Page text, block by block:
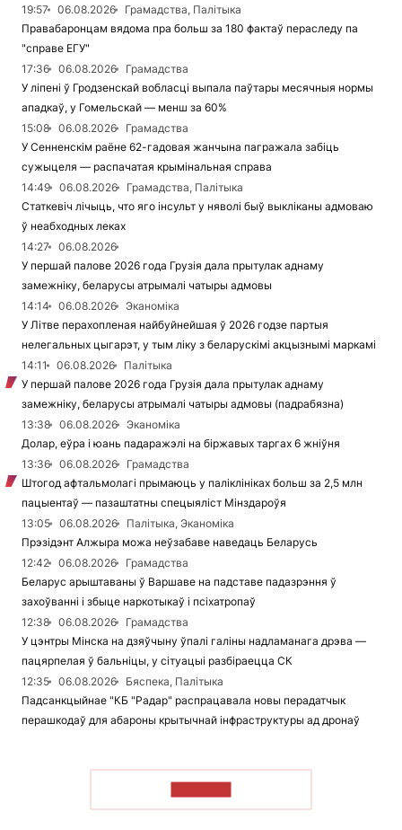
19:57
06.08.2026
Грамадства, Палітыка
Правабаронцам вядома пра больш за 180 фактаў пераследу па
"справе ЕГУ"
17:36
06.08.2026
Грамадства
У ліпені ў Гродзенскай вобласці выпала паўтары месячныя нормы
ападкаў, у Гомельскай — менш за 60%
15:08
06.08.2026
Грамадства
У Сенненскім раёне 62-гадовая жанчына пагражала забіць
сужыцеля — распачатая крымінальная справа
14:49
06.08.2026
Грамадства, Палітыка
Статкевіч лічыць, что яго інсульт у няволі быў выкліканы адмоваю
ў неабходных леках
14:27
06.08.2026
У першай палове 2026 года Грузія дала прытулак аднаму
замежніку, беларусы атрымалі чатыры адмовы
14:14
06.08.2026
Эканоміка
У Літве перахопленая найбуйнейшая ў 2026 годзе партыя
нелегальных цыгарэт, у тым ліку з беларускімі акцызнымі маркамі
14:11
06.08.2026
Палітыка
У першай палове 2026 года Грузія дала прытулак аднаму
замежніку, беларусы атрымалі чатыры адмовы (падрабязна)
13:38
06.08.2026
Эканоміка
Долар, еўра і юань падаражэлі на біржавых таргах 6 жніўня
13:36
06.08.2026
Грамадства
Штогод афтальмолагі прымаюць у паліклініках больш за 2,5 млн
пацыентаў — пазаштатны спецыяліст Мінздароўя
13:05
06.08.2026
Палітыка, Эканоміка
Прэзідэнт Алжыра можа неўзабаве наведаць Беларусь
12:42
06.08.2026
Грамадства
Беларус арыштаваны ў Варшаве на падставе падазрэння ў
захоўванні і збыце наркотыкаў і псіхатропаў
12:38
06.08.2026
Грамадства
У цэнтры Мінска на дзяўчыну ўпалі галіны надламанага дрэва —
пацярпелая ў бальніцы, у сітуацыі разбіраецца СК
12:35
06.08.2026
Бяспека, Палітыка
Падсанкцыйнае "КБ "Радар" распрацавала новы перадатчык
перашкодаў для абароны крытычнай інфраструктуры ад дронаў